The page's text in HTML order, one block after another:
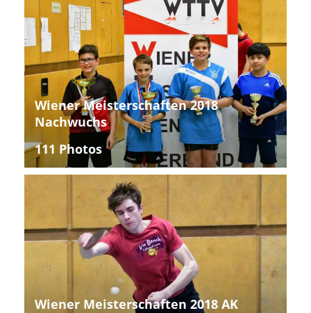
Wiener Meisterschaften 2018
Nachwuchs
111 Photos
Wiener Meisterschaften 2018 AK